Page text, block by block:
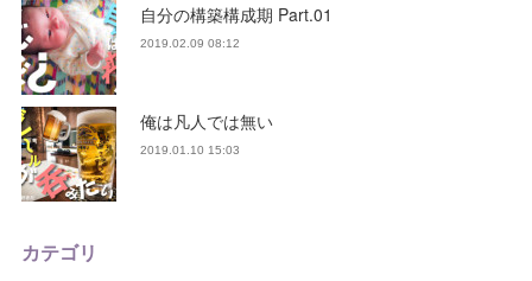
自分の構築構成期 Part.01
2019.02.09 08:12
俺は凡人では無い
2019.01.10 15:03
カテゴリ